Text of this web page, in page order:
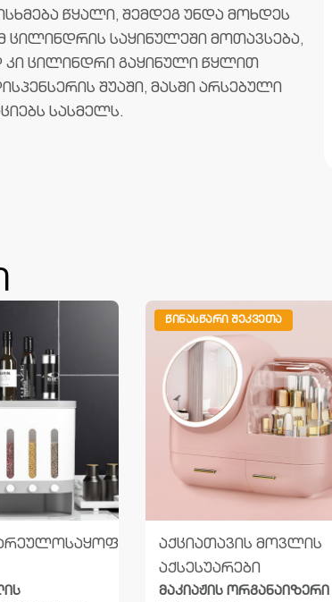
წყალი, შემდეგ უნდა მოხდეს
ცილინდრის საყინულეში მოთავსება,
ცილინდრი გაყინული წყლით
შუაში, მასში არსებული
სასმელს.
საყოფაცხოვრებო
ᲬᲘᲜᲐᲡᲬᲐᲠᲘ ᲨᲔᲙᲕᲔᲗᲐ
აქციათავის მოვლის
აქსესუარები
მაკიაჟის ორგანაიზერი